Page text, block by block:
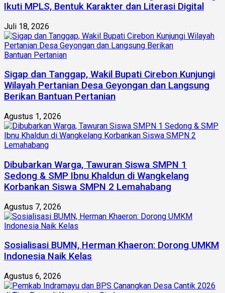
Ikuti MPLS, Bentuk Karakter dan Literasi Digital
Juli 18, 2026
Sigap dan Tanggap, Wakil Bupati Cirebon Kunjungi
Wilayah Pertanian Desa Geyongan dan Langsung
Berikan Bantuan Pertanian
Agustus 1, 2026
Dibubarkan Warga, Tawuran Siswa SMPN 1
Sedong & SMP Ibnu Khaldun di Wangkelang
Korbankan Siswa SMPN 2 Lemahabang
Agustus 7, 2026
Sosialisasi BUMN, Herman Khaeron: Dorong UMKM
Indonesia Naik Kelas
Agustus 6, 2026